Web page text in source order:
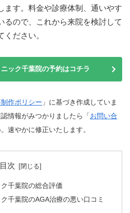
ます。料金や診療体制、通いやす
るので、これから来院を検討して
ください。
ック千葉院の予約はコチラ
作ポリシー 」に基づき作成していま
情報がみつかりましたら「お問い合
速やかに修正いたします。
目次
千葉院の総合評価
千葉院のAGA治療の悪い口コミ